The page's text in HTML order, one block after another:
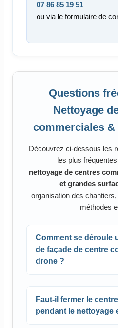
07 86 85 19 51
ou via le formulaire de
Questions
Nettoyage
commerciales &
Découvrez ci-dessous les
les plus
nettoyage de centres
et grandes
organisation des
méthodes
Comment se déroule
de façade de centre
drone ?
Faut-il fermer le
pendant le nettoyage